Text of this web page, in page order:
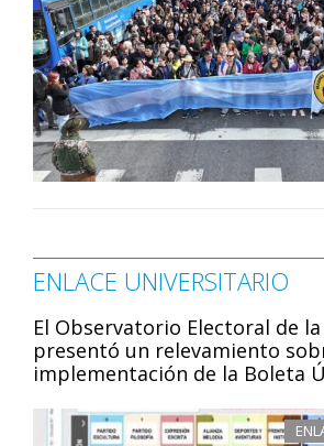
ENLACE UNIVERSITARIO
El Observatorio Electoral de la
presentó un relevamiento
implementación de la Boleta